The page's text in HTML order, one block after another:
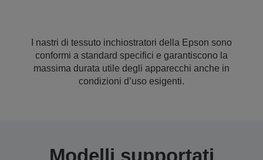
I nastri di tessuto inchiostratori della Epson sono
conformi a standard specifici e garantiscono la
massima durata utile degli apparecchi anche in
condizioni d’uso esigenti.
Modelli supportati